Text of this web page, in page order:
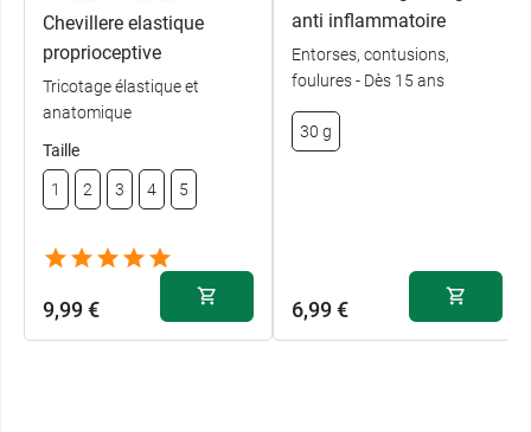
Chevillere elastique
proprioceptive
Tricotage élastique et
anatomique
Taille
1 2 3 4 5
9,99 €
anti inflammatoire
Entorses, contusions,
foulures - Dès 15 ans
30 g
6,99 €